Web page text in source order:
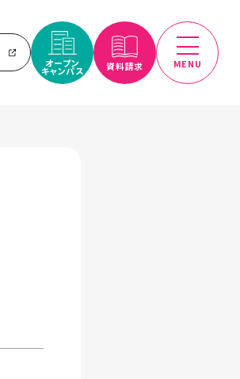
オープン
キャンパス 資料請求 MENU